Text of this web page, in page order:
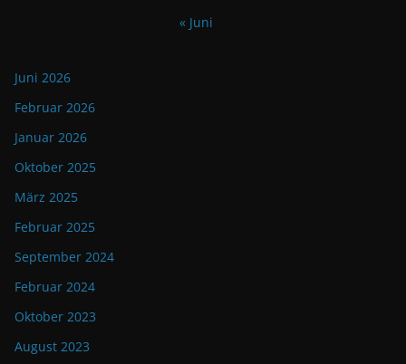
« Juni
Juni 2026
Februar 2026
Januar 2026
Oktober 2025
März 2025
Februar 2025
September 2024
Februar 2024
Oktober 2023
August 2023